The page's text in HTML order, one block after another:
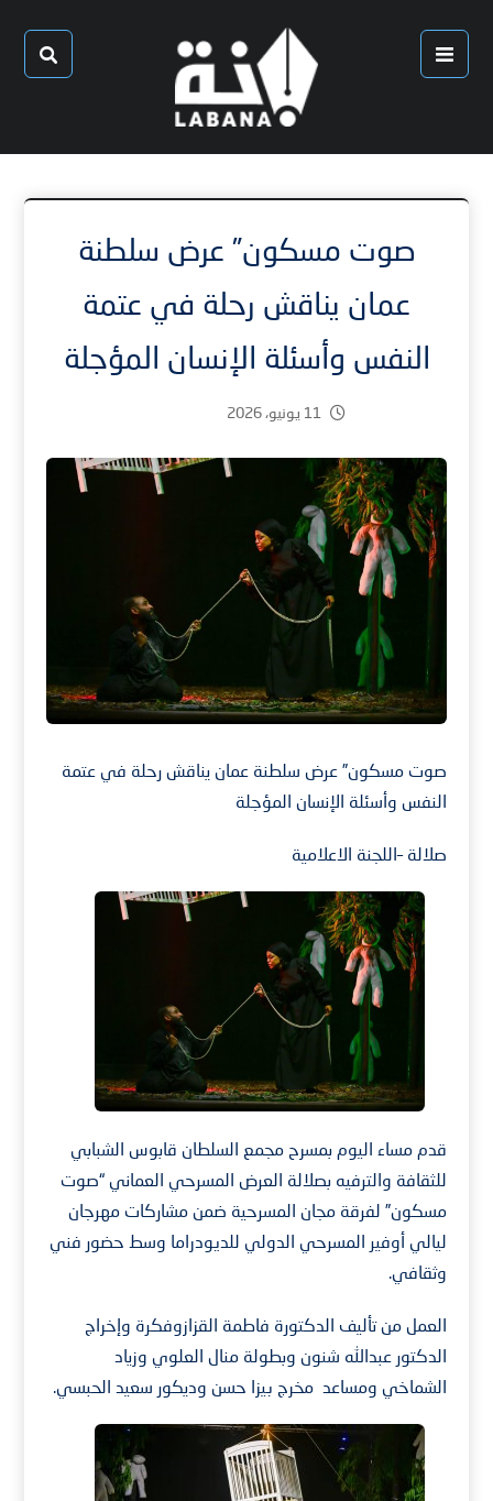
صوت مسكون” عرض سلطنة
عمان يناقش رحلة في عتمة
النفس وأسئلة الإنسان المؤجلة
11 يونيو، 2026
صوت مسكون” عرض سلطنة عمان يناقش رحلة في عتمة
النفس وأسئلة الإنسان المؤجلة
صلالة –اللجنة الاعلامية
قدم مساء اليوم بمسرح مجمع السلطان قابوس الشبابي
للثقافة والترفيه بصلالة العرض المسرحي العماني “صوت
مسكون” لفرقة مجان المسرحية ضمن مشاركات مهرجان
ليالي أوفير المسرحي الدولي للديودراما وسط حضور فني
وثقافي.
العمل من تأليف الدكتورة فاطمة القزازوفكرة وإخراج
الدكتور عبدالله شنون وبطولة منال العلوي وزياد
الشماخي ومساعد مخرج بيزا حسن وديكور سعيد الحبسي.